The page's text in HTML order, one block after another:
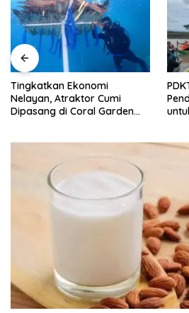
PDKT Danau Tempe :
Pendekatan Kearifan Lokal
untuk Keberlanjutan Sumber